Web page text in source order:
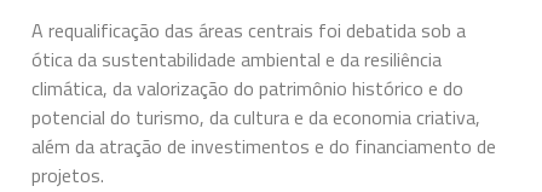
A requalificação das áreas centrais foi debatida sob a
ótica da sustentabilidade ambiental e da resiliência
climática, da valorização do patrimônio histórico e do
potencial do turismo, da cultura e da economia criativa,
além da atração de investimentos e do financiamento de
projetos.